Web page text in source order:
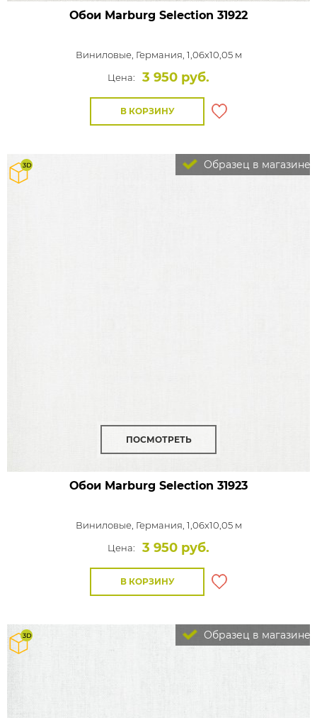
Обои Marburg Selection 31922
Виниловые, Германия, 1,06x10,05 м
Цена:
3 950 руб.
В КОРЗИНУ
Образец в магазине
ПОСМОТРЕТЬ
Обои Marburg Selection 31923
Виниловые, Германия, 1,06x10,05 м
Цена:
3 950 руб.
В КОРЗИНУ
Образец в магазине